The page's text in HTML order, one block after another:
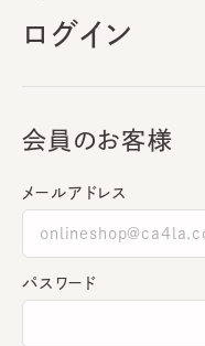
ログイン
会員のお客様
メールアドレス
パスワード